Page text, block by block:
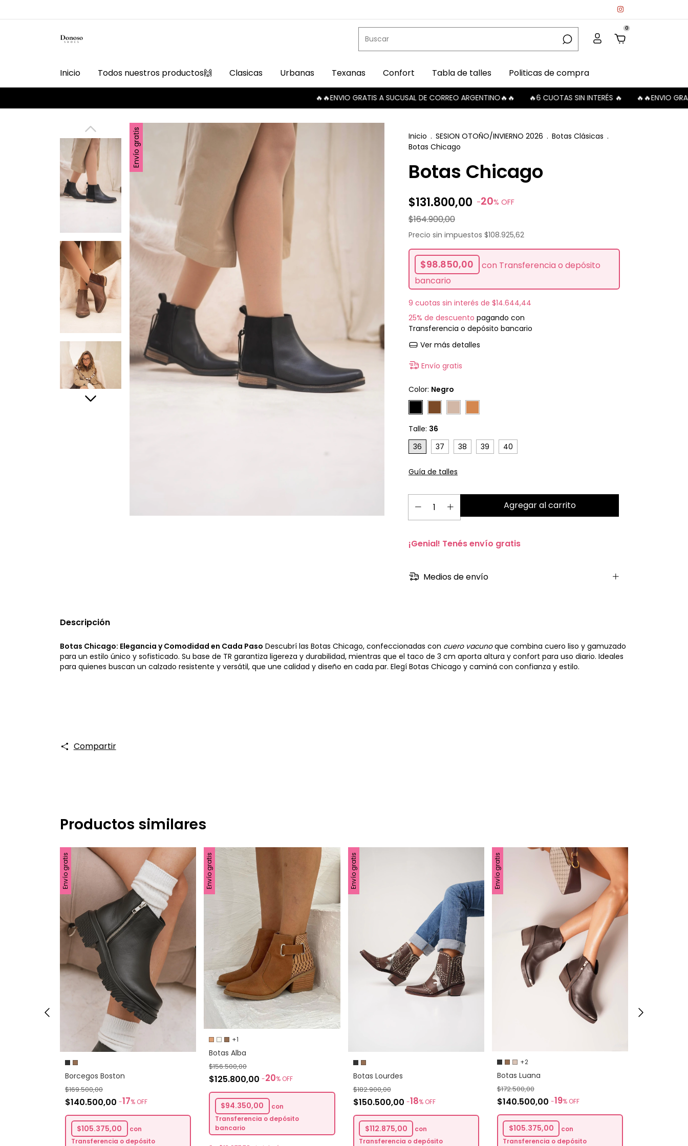
0
Inicio Todos nuestros productos🙌 Clasicas Urbanas Texanas Confort Tabla de talles Politicas de compra
🔥🔥ENVIO GRATIS A SUCUSAL DE CORREO ARGENTINO🔥🔥 🔥6 CUOTAS SIN INTERÉS 🔥 🔥🔥ENVIO GRATIS A
Envío gratis Inicio . SESION OTOÑO/INVIERNO 2026 . Botas Clásicas .
Botas Chicago
Botas Chicago
$131.800,00 -20% OFF
$164.900,00
Precio sin impuestos $108.925,62
$98.850,00 con Transferencia o depósito
bancario
9 cuotas sin interés de $14.644,44
25% de descuento pagando con
Transferencia o depósito bancario
Ver más detalles
Envío gratis
Color: Negro
Talle: 36
36
37 38 39 40
Guía de talles
¡Genial! Tenés envío gratis
Medios de envío
Descripción
Botas Chicago: Elegancia y Comodidad en Cada Paso Descubrí las Botas Chicago, confeccionadas con cuero vacunoque combina cuero liso y gamuzado
para un estilo único y sofisticado. Su base de TR garantiza ligereza y durabilidad, mientras que el taco de 3 cm aporta altura y confort para uso diario. Ideales
para quienes buscan un calzado resistente y versátil, que une calidad y diseño en cada par. Elegí Botas Chicago y caminá con confianza y estilo.
Compartir
Productos similares
Envío gratis
Borcegos Boston
$140.500,00 -17% OFF
$169.500,00
$105.375,00
con
Transferencia o depósito
Envío gratis
+1
Botas Alba
$125.800,00-20% OFF
$156.500,00
$94.350,00
con
Transferencia o depósito
bancario
Envío gratis
Botas Lourdes
$150.500,00 -18% OFF
$182.900,00
$112.875,00
con
Transferencia o depósito
Envío gratis
+2
Botas Luana
$140.500,00 -19% OFF
$172.500,00
$105.375,00
con
Transferencia o depósito